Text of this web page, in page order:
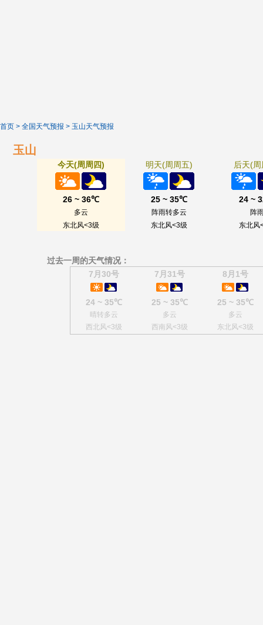
首页 > 全国天气预报 > 玉山天气预报
玉山
今天(周周四)
26 ~ 36℃
多云
东北风<3级
明天(周周五)
25 ~ 35℃
阵雨转多云
东北风<3级
后天(
24 ~
阵
东北风
过去一周的天气情况：
7月30号
7月31号 8月1号
24 ~ 35℃ 25 ~ 35℃ 25 ~ 35℃
晴转多云 多云
多云
西北风<3级
西南风<3级 东北风<3级